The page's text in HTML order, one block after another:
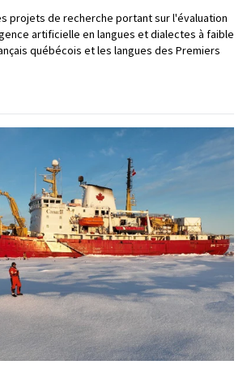
projets de recherche portant sur l'évaluation
artificielle en langues et dialectes à faible
québécois et les langues des Premiers